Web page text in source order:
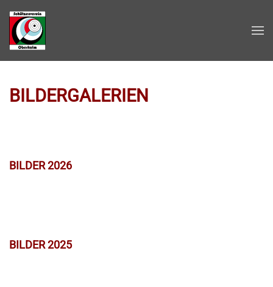
Zum Hauptinhalt springen
BILDERGALERIEN
BILDER 2026
BILDER 2025